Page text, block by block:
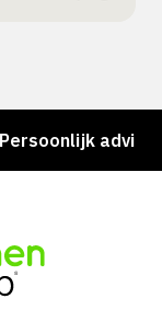
advies?